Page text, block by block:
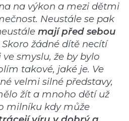
na výkon a mezi dětmi
Neustále se pak
mají před sebou
Skoro žádné dítě necítí
smyslu, že by bylo
takové, jaké je. Ve
velmi silné představy,
žít a mnoho dětí už
milníku kdy může